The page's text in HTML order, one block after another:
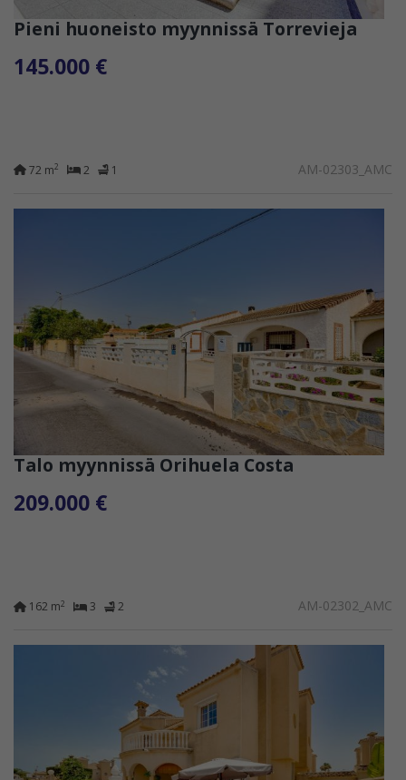
Pieni huoneisto myynnissä Torrevieja
145.000 €
72 m2 2 1 AM-02303_AMC
Talo myynnissä Orihuela Costa
209.000 €
162 m2 3 2 AM-02302_AMC